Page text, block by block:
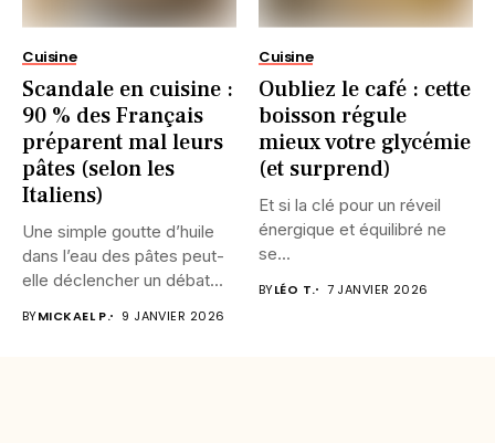
Cuisine
Scandale en cuisine :
90 % des Français
préparent mal leurs
pâtes (selon les
Italiens)
Une simple goutte d’huile
dans l’eau des pâtes peut-
elle déclencher un débat...
BYMICKAEL P. 9 JANVIER 2026
Cuisine
Oubliez le café : cette
boisson régule
mieux votre glycémie
(et surprend)
Et si la clé pour un réveil
énergique et équilibré ne
se...
BYLÉO T. 7 JANVIER 2026